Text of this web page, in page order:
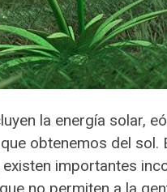
la energía solar,
obtenemos del
importantes